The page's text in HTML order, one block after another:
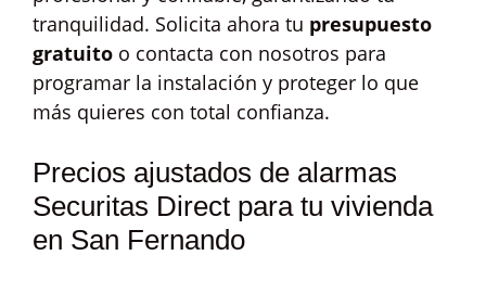
tranquilidad. Solicita ahora tu presupuesto
gratuito o contacta con nosotros para
programar la instalación y proteger lo que
más quieres con total confianza.
Precios ajustados de alarmas
Securitas Direct para tu vivienda
en San Fernando